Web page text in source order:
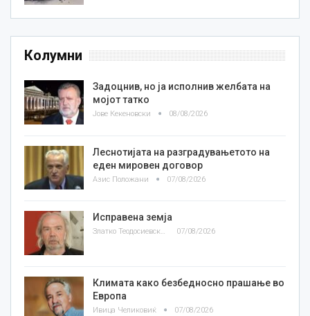
Колумни
Задоцнив, но ја исполнив желбата на
мојот татко
Јове Кекеновски 08/08/2026
Леснотијата на разградувањетото на
еден мировен договор
Азис Положани 07/08/2026
Исправена земја
Златко Теодосиевски 07/08/2026
Климата како безбедносно прашање во
Европа
Ивица Челиковиќ 07/08/2026